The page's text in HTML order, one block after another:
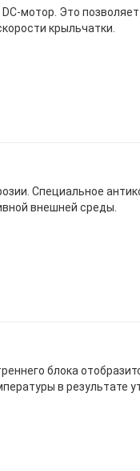
мотор. Это
крыльчатки.
Специальное
внешней среды.
блока
в результате